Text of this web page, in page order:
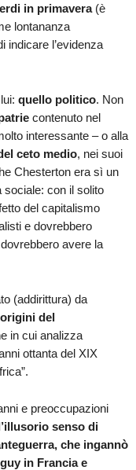
in primavera(è
lontananza
indicare l’evidenza
quello politico. Non
contenuto nel
interessante – o alla
ceto medio, nei suoi
Chesterton era sì un
con il solito
del capitalismo
e dovrebbero
avere la
(addirittura) da
del
in cui analizza
ottanta del XIX
e preoccupazioni
senso di
che ingannò
in Francia e